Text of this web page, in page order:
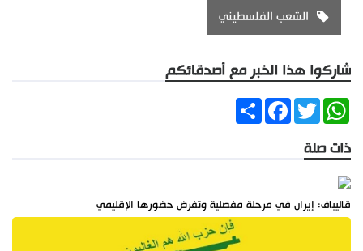
الشعب الفلسطيني
شاركوا هذا الخبر مع أصدقائكم
ShareFacebookTwitter
WhatsApp
ذات صلة
قاليباف: إيران في مرحلة مفصلية وتفرض حضورها الإقليمي